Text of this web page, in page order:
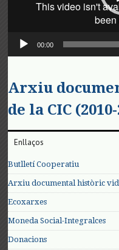
00:00
Arxiu
de la CIC
Enllaços
Butlletí Cooperatiu
Arxiu documental històric
Ecoxarxes
Moneda Social-Integralces
Donacions